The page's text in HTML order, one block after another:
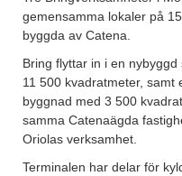
gemensamma lokaler på
byggda av Catena.
Bring flyttar in i en
11 500 kvadratmeter, samt
byggnad med 3 500
samma Catenaägda
Oriolas verksamhet.
Terminalen har delar för